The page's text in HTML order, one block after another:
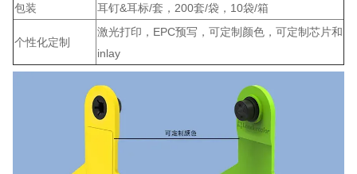
包装
耳钉&耳标/套，200套/袋，10袋/箱
个性化定制
激光打印，EPC预写，可定制颜色，可定制芯片和
inlay